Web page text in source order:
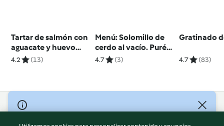
Tartar de salmón con
aguacate y huevo
mollet
4.2 (13)
Menú: Solomillo de
cerdo al vacío. Puré
de patatas y
4.7 (3)
Gratinado
4.7 (83)
© Copyright 2026